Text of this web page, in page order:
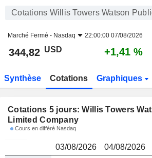
Cotations Willis Towers Watson
Marché Fermé - Nasdaq 22:00:00 07/08/2026
344,82 USD +1,41 %
Synthèse Cotations Graphiques
Cotations 5 jours: Willis Towers
Limited Company
Cours en différé Nasdaq
03/08/2026 04/08/2026